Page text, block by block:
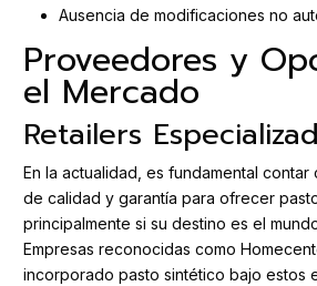
Ausencia de modificaciones no
Proveedores y
el Mercado
Retailers
En la actualidad, es fundamental
de calidad y garantía para ofrecer
principalmente si su destino es el
Empresas reconocidas como
incorporado pasto sintético bajo estos